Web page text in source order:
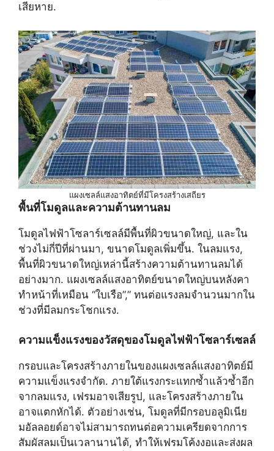
เสียหาย.
แผงเซลล์แสงอาทิตย์ที่มีโครงสร้างเสถียร
พื้นที่โมดูลและความต้านทานลม
โมดูลไฟฟ้าโซลาร์เซลล์มีพื้นที่ผิวขนาดใหญ่, และใน
ช่วงไม่กี่ปีที่ผ่านมา, ขนาดโมดูลเพิ่มขึ้น. ในลมแรง,
พื้นที่ผิวขนาดใหญ่เหล่านี้สร้างความต้านทานลมได้
อย่างมาก. แผงเซลล์แสงอาทิตย์ขนาดใหญ่บนหลังคา
ทำหน้าที่เหมือน “ใบเรือ”,” ทนต่อแรงลมจำนวนมากใน
ช่วงที่มีลมกระโชกแรง.
ความแข็งแรงของวัสดุของโมดูลไฟฟ้าโซลาร์เซลล์
กรอบและโครงสร้างภายในของแผงเซลล์แสงอาทิตย์มี
ความแข็งแรงจำกัด. ภายใต้แรงกระแทกซ้ำแล้วซ้ำอีก
จากลมแรง, เฟรมอาจเสียรูป, และโครงสร้างภายใน
อาจแตกหักได้. ตัวอย่างเช่น, โมดูลที่มีกรอบอลูมิเนีย
มอัลลอยด์อาจไม่สามารถทนต่อความเครียดจากการ
สัมผัสลมเป็นเวลานานได้, ทำให้เฟรมโค้งงอและส่งผล